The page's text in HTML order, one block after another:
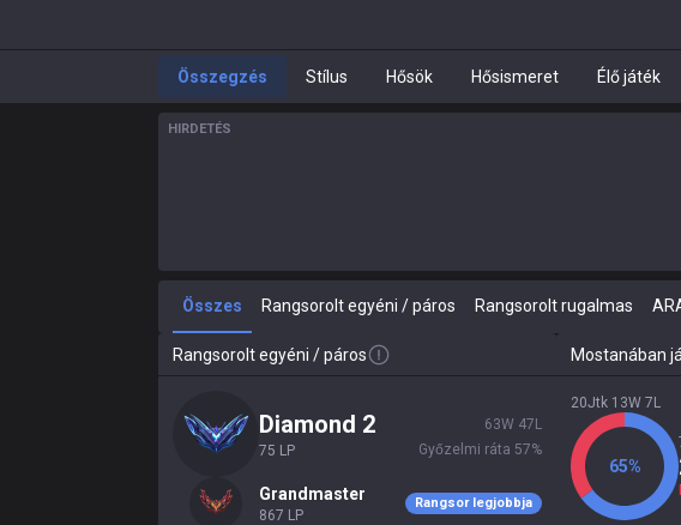
Összegzés Stílus Hősök Hősismeret Élő játék
HIRDETÉS
Összes Rangsorolt egyéni / páros Rangsorolt rugalmas
Rangsorolt egyéni / páros
diamond 2
75 LP
63W 47 L
Győzelmi ráta 57%
grandmaster
867 LP
Rangsor legjobbja
Mostanában
20Jtk 13W 7L
65%